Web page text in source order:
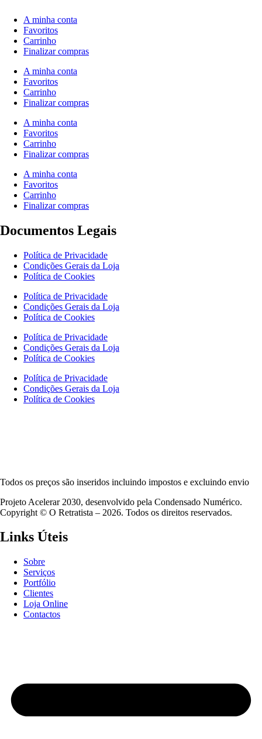
A minha conta
Favoritos
Carrinho
Finalizar compras
A minha conta
Favoritos
Carrinho
Finalizar compras
A minha conta
Favoritos
Carrinho
Finalizar compras
A minha conta
Favoritos
Carrinho
Finalizar compras
Documentos Legais
Política de Privacidade
Condições Gerais da Loja
Política de Cookies
Política de Privacidade
Condições Gerais da Loja
Política de Cookies
Política de Privacidade
Condições Gerais da Loja
Política de Cookies
Política de Privacidade
Condições Gerais da Loja
Política de Cookies
Todos os preços são inseridos incluindo impostos e excluindo envio
Projeto Acelerar 2030, desenvolvido pela Condensado Numérico.
Copyright © O Retratista – 2026. Todos os direitos reservados.
Links Úteis
Sobre
Serviços
Portfólio
Clientes
Loja Online
Contactos